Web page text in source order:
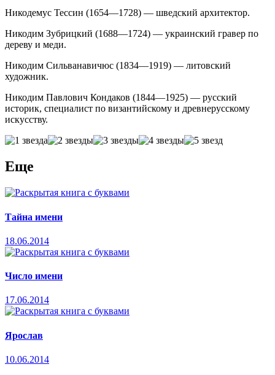
Никодемус Тессин (1654—1728) — шведский архитектор.
Никодим Зубрицкий (1688—1724) — украинский гравер по
дереву и меди.
Никодим Сильванавичюс (1834—1919) — литовский
художник.
Никодим Павлович Кондаков (1844—1925) — русский
историк, специалист по византийскому и древнерусскому
искусству.
Еще
Тайна имени
18.06.2014
Число имени
17.06.2014
Ярослав
10.06.2014